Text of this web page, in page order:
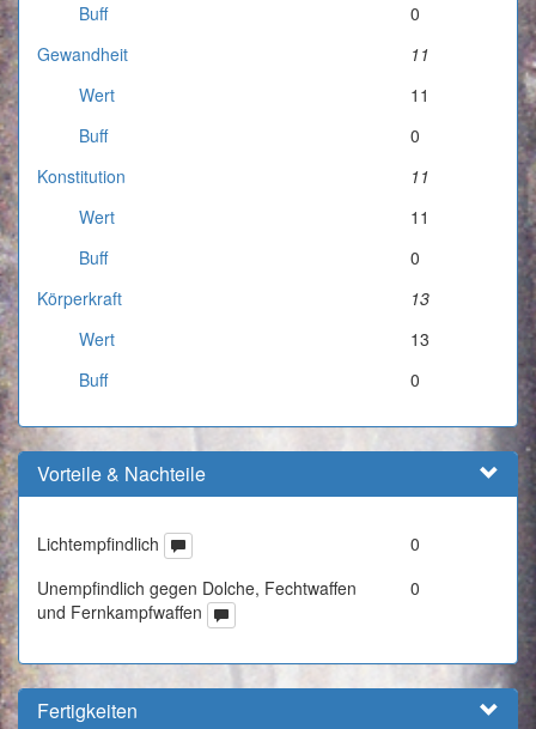
Buff
0
Gewandheit
11
Wert
11
Buff
0
Konstitution
11
Wert
11
Buff
0
Körperkraft
13
Wert
13
Buff
0
Vorteile & Nachteile
Lichtempfindlich
0
Unempfindlich gegen Dolche, Fechtwaffen
und Fernkampfwaffen
0
Fertigkeiten